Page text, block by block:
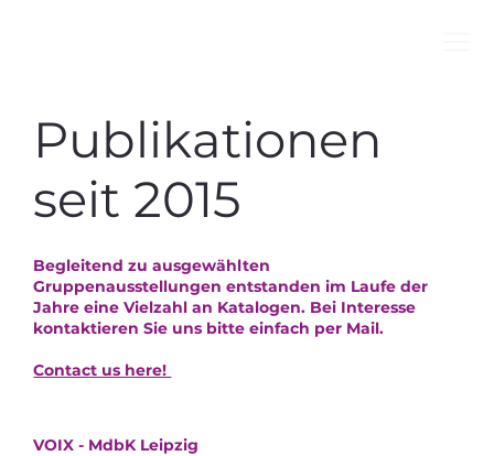
Publikationen
seit 2015
Begleitend zu ausgewählten
Gruppenausstellungen entstanden im Laufe der
Jahre eine Vielzahl an Katalogen. Bei Interesse
kontaktieren Sie uns bitte einfach per Mail.
Contact us here!
VOIX - MdbK Leipzig